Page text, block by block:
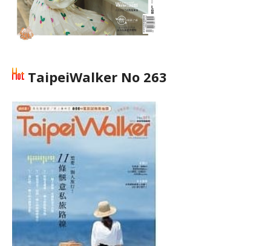
TaipeiWalker No 263